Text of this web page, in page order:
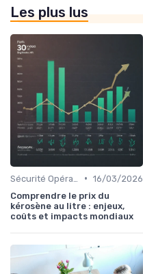
Les plus lus
• 16/03/2026
Comprendre le prix du
kérosène au litre : enjeux,
coûts et impacts mondiaux